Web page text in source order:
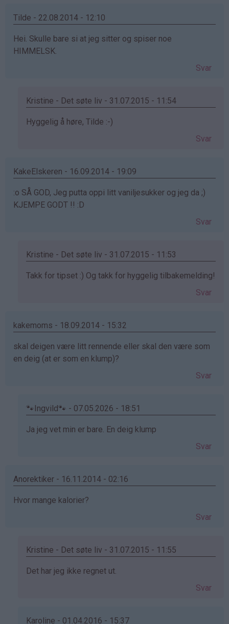
Ronja
bekreftet)
Tilde - 22.08.2014 - 12:10
Hei. Skulle bare si at jeg sitter og spiser noe
HIMMELSK.
Svar
Kristine - Det søte liv - 31.07.2015 - 11:54
Som
Tilde
bekreftet)
Hyggelig å høre, Tilde :-)
Svar
KakeElskeren - 16.09.2014 - 19:09
:o SÅ GOD, Jeg putta oppi litt vaniljesukker og jeg da ;)
KJEMPE GODT !! :D
Svar
Kristine - Det søte liv - 31.07.2015 - 11:53
Som
KakeElskeren
bekreftet)
Takk for tipset :) Og takk for hyggelig tilbakemelding!
Svar
kakemoms - 18.09.2014 - 15:32
skal deigen være litt rennende eller skal den være som
en deig (at er som en klump)?
Svar
🐾Ingvild🐾 - 07.05.2026 - 18:51
Som
kakemoms
bekreftet)
Ja jeg vet min er bare. En deig klump
Svar
Anorektiker - 16.11.2014 - 02:16
Hvor mange kalorier?
Svar
Kristine - Det søte liv - 31.07.2015 - 11:55
Som
Anorektiker
Det har jeg ikke regnet ut.
Svar
Karoline - 01.04.2016 - 15:37